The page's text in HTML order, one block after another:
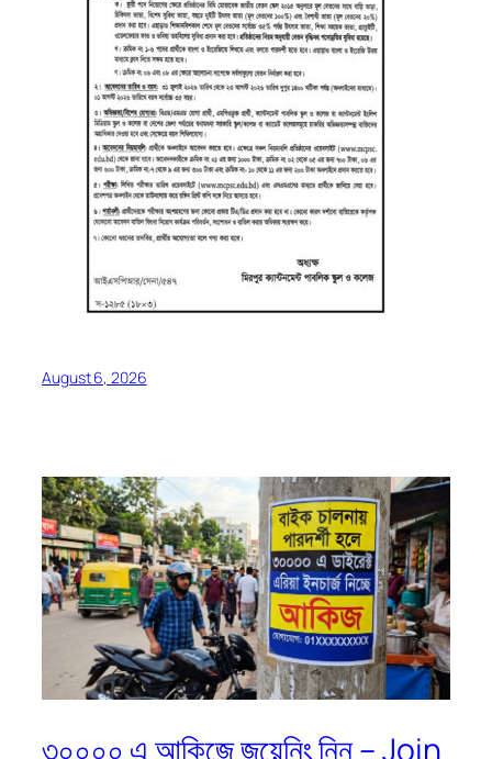
August 6, 2026
৩০০০০ এ আকিজে জয়েনিং নিন – Join